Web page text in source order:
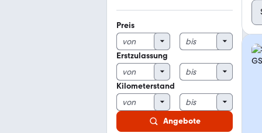
Preis
Erstzulassung
Kilometerstand
Angebote